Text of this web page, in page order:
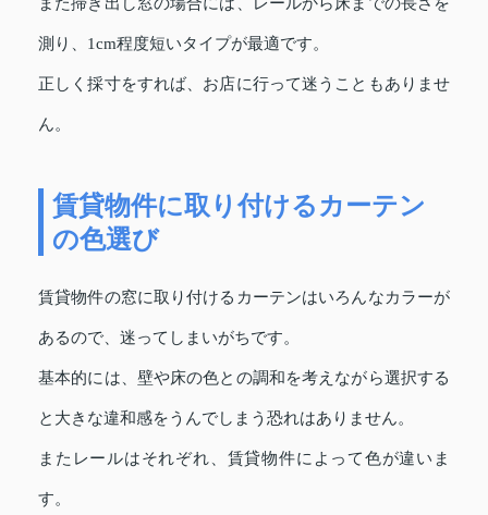
また掃き出し窓の場合には、レールから床までの長さを
測り、1cm程度短いタイプが最適です。
正しく採寸をすれば、お店に行って迷うこともありませ
ん。
賃貸物件に取り付けるカーテン
の色選び
賃貸物件の窓に取り付けるカーテンはいろんなカラーが
あるので、迷ってしまいがちです。
基本的には、壁や床の色との調和を考えながら選択する
と大きな違和感をうんでしまう恐れはありません。
またレールはそれぞれ、賃貸物件によって色が違いま
す。